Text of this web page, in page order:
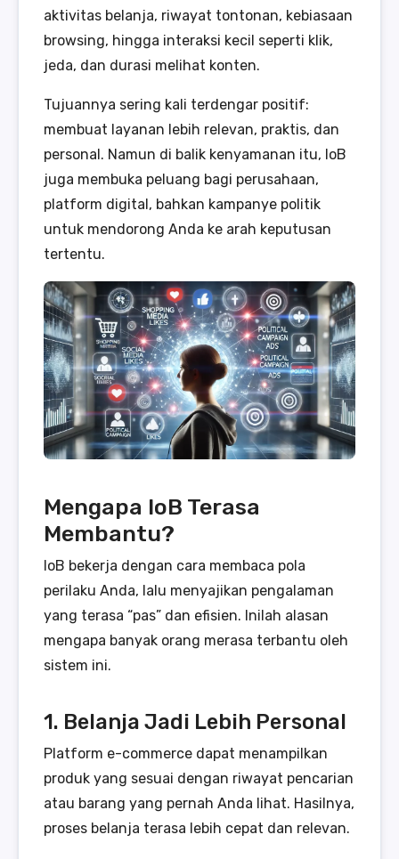
aktivitas belanja, riwayat tontonan, kebiasaan
browsing, hingga interaksi kecil seperti klik,
jeda, dan durasi melihat konten.
Tujuannya sering kali terdengar positif:
membuat layanan lebih relevan, praktis, dan
personal. Namun di balik kenyamanan itu, IoB
juga membuka peluang bagi perusahaan,
platform digital, bahkan kampanye politik
untuk mendorong Anda ke arah keputusan
tertentu.
Mengapa IoB Terasa
Membantu?
IoB bekerja dengan cara membaca pola
perilaku Anda, lalu menyajikan pengalaman
yang terasa “pas” dan efisien. Inilah alasan
mengapa banyak orang merasa terbantu oleh
sistem ini.
1. Belanja Jadi Lebih Personal
Platform e-commerce dapat menampilkan
produk yang sesuai dengan riwayat pencarian
atau barang yang pernah Anda lihat. Hasilnya,
proses belanja terasa lebih cepat dan relevan.